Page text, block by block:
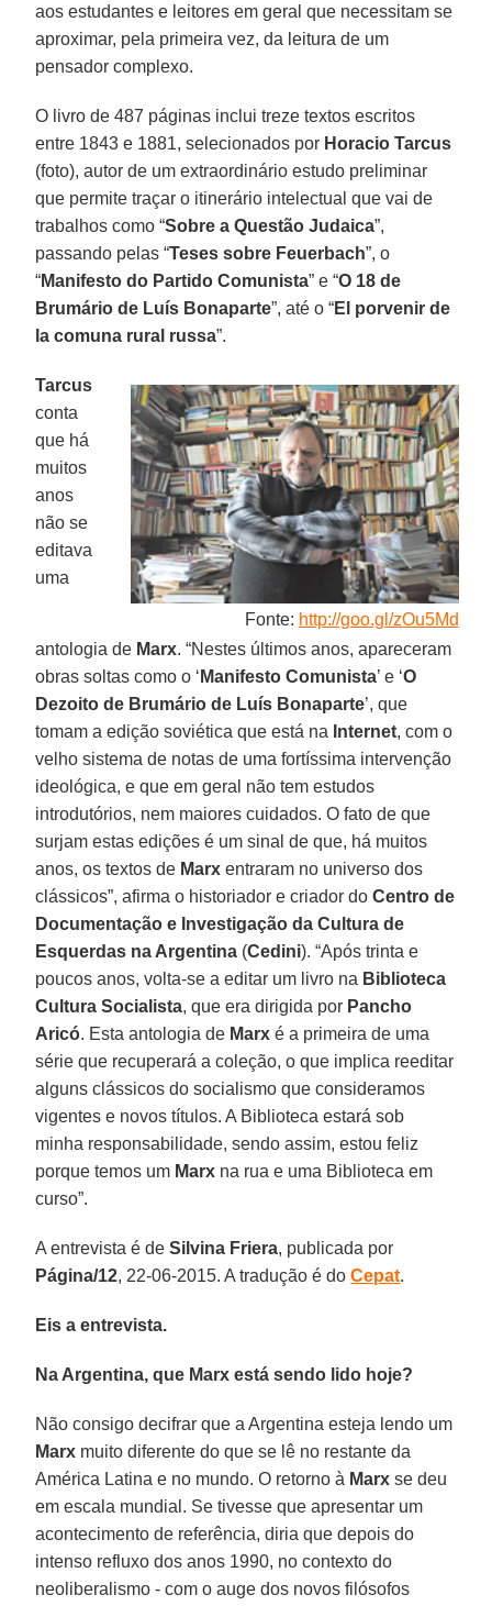
aos estudantes e leitores em geral que necessitam se
aproximar, pela primeira vez, da leitura de um
pensador complexo.
O livro de 487 páginas inclui treze textos escritos
entre 1843 e 1881, selecionados por Horacio Tarcus
(foto), autor de um extraordinário estudo preliminar
que permite traçar o itinerário intelectual que vai de
trabalhos como “Sobre a Questão Judaica”,
passando pelas “Teses sobre Feuerbach”, o
“Manifesto do Partido Comunista” e “O 18 de
Brumário de Luís Bonaparte”, até o “El porvenir de
la comuna rural russa”.
Fonte: http://goo.gl/zOu5Md
Tarcus
conta
que há
muitos
anos
não se
editava
uma
antologia de Marx. “Nestes últimos anos, apareceram
obras soltas como o ‘ Manifesto Comunista’ e ‘O
Dezoito de Brumário de Luís Bonaparte’, que
tomam a edição soviética que está na Internet, com o
velho sistema de notas de uma fortíssima intervenção
ideológica, e que em geral não tem estudos
introdutórios, nem maiores cuidados. O fato de que
surjam estas edições é um sinal de que, há muitos
anos, os textos de Marx entraram no universo dos
clássicos”, afirma o historiador e criador doCentro de
Documentação e Investigação da Cultura de
Esquerdas na Argentina (Cedini). “Após trinta e
poucos anos, volta-se a editar um livro na Biblioteca
Cultura Socialista, que era dirigida por Pancho
Aricó. Esta antologia de Marx é a primeira de uma
série que recuperará a coleção, o que implica reeditar
alguns clássicos do socialismo que consideramos
vigentes e novos títulos. A Biblioteca estará sob
minha responsabilidade, sendo assim, estou feliz
porque temos um Marx na rua e uma Biblioteca em
curso”.
A entrevista é deSilvina Friera, publicada por
Página/12, 22-06-2015. A tradução é doCepat.
Eis a entrevista.
Na Argentina, que Marx está sendo lido hoje?
Não consigo decifrar que a Argentina esteja lendo um
Marx muito diferente do que se lê no restante da
América Latina e no mundo. O retorno à Marx se deu
em escala mundial. Se tivesse que apresentar um
acontecimento de referência, diria que depois do
intenso refluxo dos anos 1990, no contexto do
neoliberalismo - com o auge dos novos filósofos